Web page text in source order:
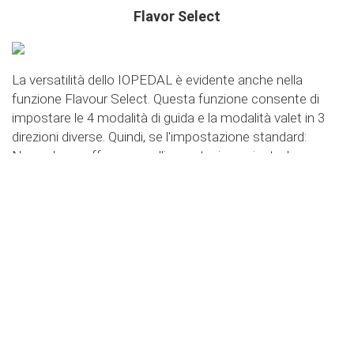
Flavor Select
La versatilità dello IOPEDAL è evidente anche nella
funzione Flavour Select. Questa funzione consente di
impostare le 4 modalità di guida e la modalità valet in 3
direzioni diverse. Quindi, se l'impostazione standard:
Normal non offre ancora l'impostazione giusta, la